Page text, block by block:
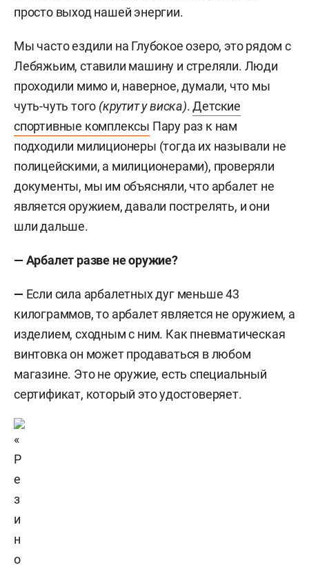
просто выход нашей энергии.
Мы часто ездили на Глубокое озеро, это рядом с
Лебяжьим, ставили машину и стреляли. Люди
проходили мимо и, наверное, думали, что мы
чуть-чуть того (крутит у виска).Детские
спортивные комплексы Пару раз к нам
подходили милиционеры (тогда их называли не
полицейскими, а милиционерами), проверяли
документы, мы им объясняли, что арбалет не
является оружием, давали пострелять, и они
шли дальше.
— Арбалет разве не оружие?
— Если сила арбалетных дуг меньше 43
килограммов, то арбалет является не оружием, а
изделием, сходным с ним. Как пневматическая
винтовка он может продаваться в любом
магазине. Это не оружие, есть специальный
сертификат, который это удостоверяет.